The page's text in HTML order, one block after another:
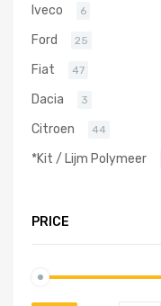
Iveco 6
Ford 25
Fiat 47
Dacia 3
Citroen 44
*Kit / Lijm Polymeer
PRICE